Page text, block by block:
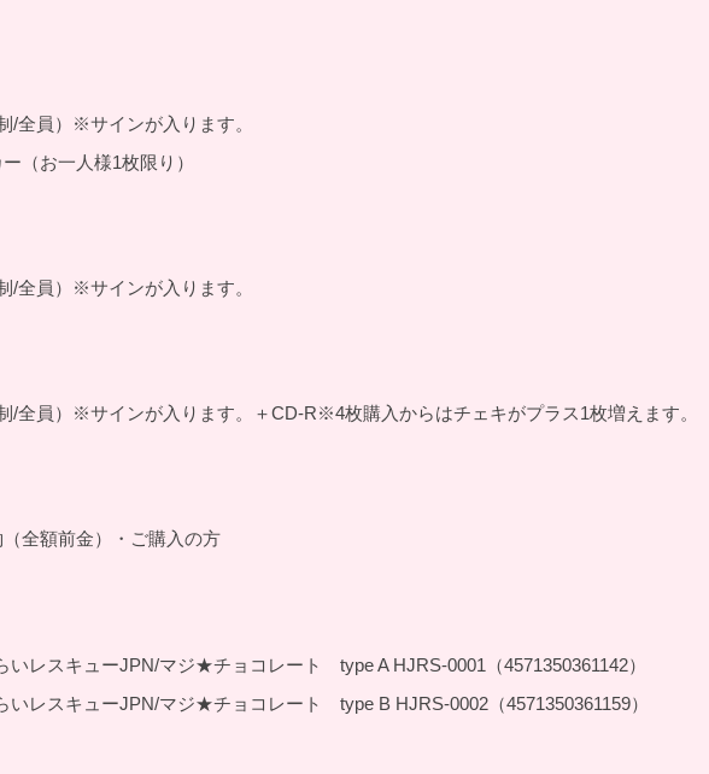
/全員）※サインが入ります。
（お一人様1枚限り）
/全員）※サインが入ります。
/全員）※サインが入ります。＋CD-R※4枚購入からはチェキがプラス1枚増えます。
全額前金）・ご購入の方
いレスキューJPN/マジ★チョコレート type A HJRS-0001（4571350361142）
いレスキューJPN/マジ★チョコレート type B HJRS-0002（4571350361159）